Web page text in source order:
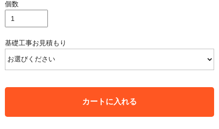
個数
基礎工事お見積もり
カートに入れる